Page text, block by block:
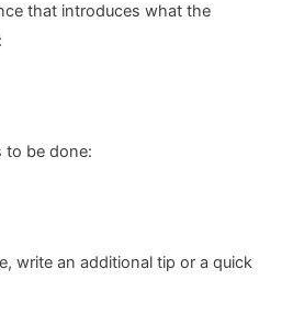
that introduces what the
to be done:
write an additional tip or a quick